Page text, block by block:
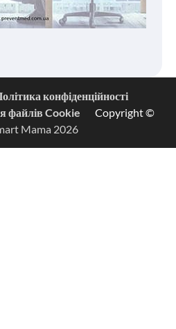
конфіденційності
файлів Cookie
Copyright ©
Mama 2026